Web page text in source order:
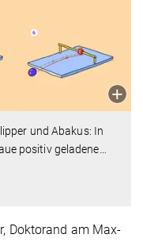
und Abakus: In
positiv geladene
Doktorand am Max-